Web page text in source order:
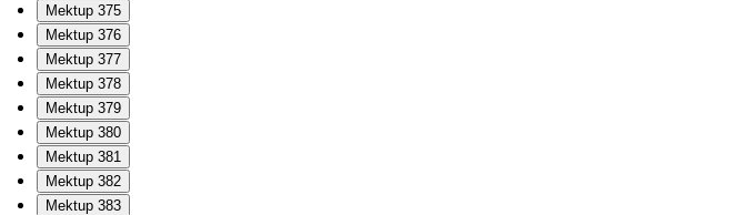
Mektup 375
Mektup 376
Mektup 377
Mektup 378
Mektup 379
Mektup 380
Mektup 381
Mektup 382
Mektup 383